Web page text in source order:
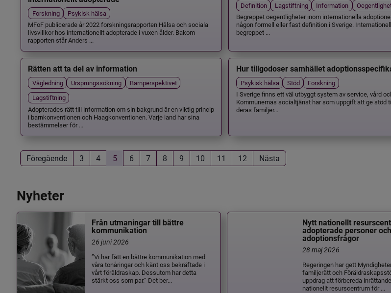
Forskning
Psykisk hälsa
MFoF publicerade år 2022 forskningsrapporten Hälsa och sociala
livsvillkor hos internationellt adopterade i vuxen ålder. Bakom
rapporten står Anders ...
Definition Lagstiftning Information
Begreppet oegentligheter inom internationella
någon formell eller fast definition i Sverige.
begreppet ...
Rätten att ta del av information
Vägledning Ursprungssökning
Barnperspektivet
Lagstiftning
Adopterades rätt till information om sin bakgrund är en viktig princip
i barnkonventionen och Haagkonventionen. Varje land har sina
bestämmelser för ...
Hur tillgodoser samhället
Psykisk hälsa Stöd
Forskning
I Sverige finns ett väl utbyggt system av service, vård
Kommunernas socialtjänst har som uppgift att ge stöd
deras familjer...
Föregående 3 4 5 6 7 8 9 10 11 12 Nästa
Nyheter
Från utmaningar till bättre
kommunikation
26 juni 2026
”Vi har fått en bättre kommunikation med
våra tonåringar och känt oss bekräftade i
vårt föräldraskap. Dessutom har detta
stärkt oss som par.” Det ber...
Nytt nationellt
adopterade personer och
adoptionsfrågor
28 maj 2026
Regeringen har gett
familjerätt och
uppdrag att förbereda
nationellt resurscentrum för ...